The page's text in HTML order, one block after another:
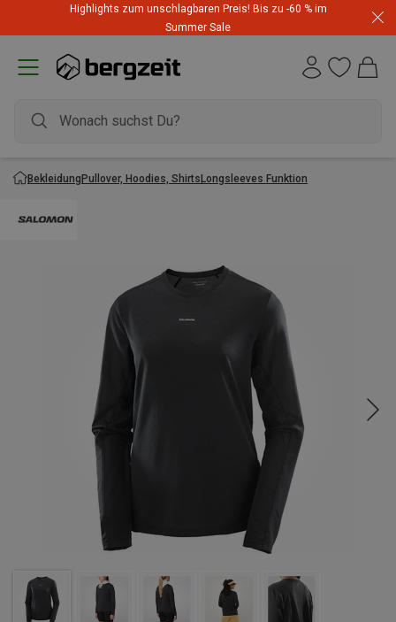
Highlights zum unschlagbaren Preis! Bis zu -60 % im
Summer Sale
BekleidungPullover, Hoodies, ShirtsLongsleeves Funktion